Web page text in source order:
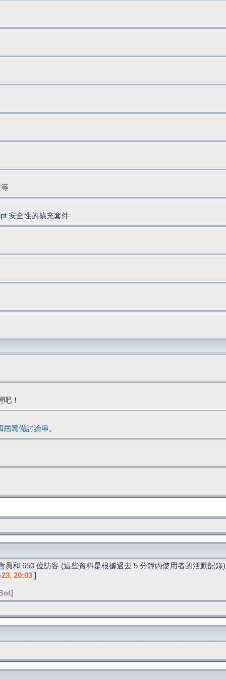
安全性的擴充套件
！
屆籌備討論串 。
和 650 位訪客 (這些資料是根據過去 5 分鐘內使用者的活動記錄)
20:03 ]